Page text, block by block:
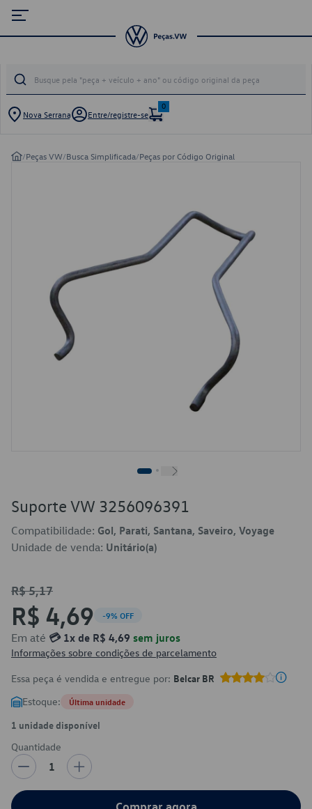
Nova Serrana Entre/registre-se
0
/Peças VW/Busca Simplificada/Peças por Código Original
Suporte VW 3256096391
Compatibilidade: Gol, Parati, Santana, Saveiro, Voyage
Unidade de venda: Unitário(a)
R$ 5,17
R$ 4,69 -9% OFF
Em até 💳 1x de R$ 4,69 sem juros
Informações sobre condições de parcelamento
Essa peça é vendida e entregue por: Belcar BR
Estoque: Última unidade
1 unidade disponível
Quantidade
1